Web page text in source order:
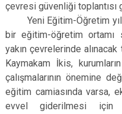
çevresi güvenliği toplantısı
Yeni Eğitim-Öğretim
bir eğitim-öğretim ortamı
yakın çevrelerinde
Kaymakam İkis,
çalışmalarının önemine
eğitim camiasında varsa,
evvel giderilmesi için